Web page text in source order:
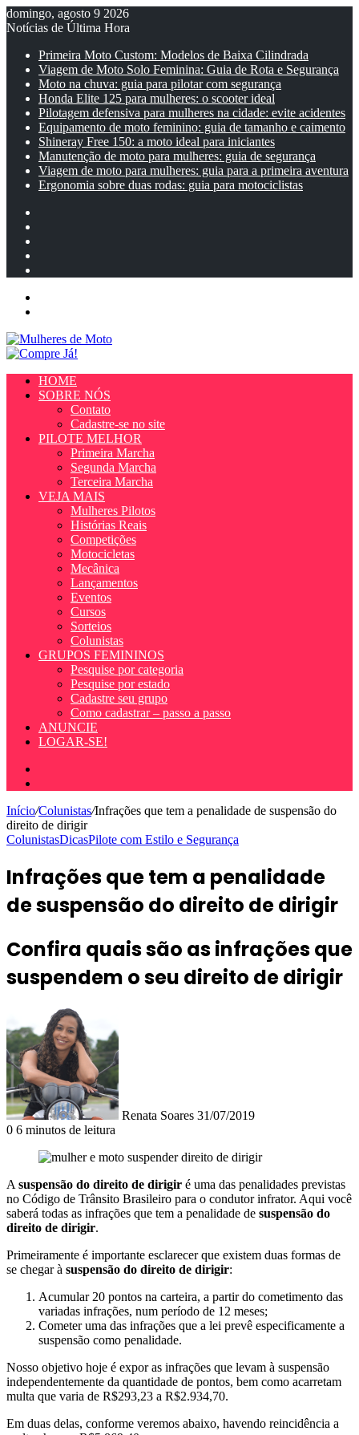
domingo, agosto 9 2026
Notícias de Última Hora
Primeira Moto Custom: Modelos de Baixa Cilindrada
Viagem de Moto Solo Feminina: Guia de Rota e Segurança
Moto na chuva: guia para pilotar com segurança
Honda Elite 125 para mulheres: o scooter ideal
Pilotagem defensiva para mulheres na cidade: evite acidentes
Equipamento de moto feminino: guia de tamanho e caimento
Shineray Free 150: a moto ideal para iniciantes
Manutenção de moto para mulheres: guia de segurança
Viagem de moto para mulheres: guia para a primeira aventura
Ergonomia sobre duas rodas: guia para motociclistas
HOME
SOBRE NÓS
Contato
Cadastre-se no site
PILOTE MELHOR
Primeira Marcha
Segunda Marcha
Terceira Marcha
VEJA MAIS
Mulheres Pilotos
Histórias Reais
Competições
Motocicletas
Mecânica
Lançamentos
Eventos
Cursos
Sorteios
Colunistas
GRUPOS FEMININOS
Pesquise por categoria
Pesquise por estado
Cadastre seu grupo
Como cadastrar – passo a passo
ANUNCIE
LOGAR-SE!
Início/Colunistas/Infrações que tem a penalidade de suspensão do
direito de dirigir
ColunistasDicasPilote com Estilo e Segurança
Infrações que tem a penalidade
de suspensão do direito de dirigir
Confira quais são as infrações que
suspendem o seu direito de dirigir
Renata Soares 31/07/2019
0 6 minutos de leitura
A suspensão do direito de dirigir é uma das penalidades previstas
no Código de Trânsito Brasileiro para o condutor infrator. Aqui você
saberá todas as infrações que tem a penalidade de suspensão do
direito de dirigir.
Primeiramente é importante esclarecer que existem duas formas de
se chegar à suspensão do direito de dirigir:
Acumular 20 pontos na carteira, a partir do cometimento das
variadas infrações, num período de 12 meses;
Cometer uma das infrações que a lei prevê especificamente a
suspensão como penalidade.
Nosso objetivo hoje é expor as infrações que levam à suspensão
independentemente da quantidade de pontos, bem como acarretam
multa que varia de R$293,23 a R$2.934,70.
Em duas delas, conforme veremos abaixo, havendo reincidência a